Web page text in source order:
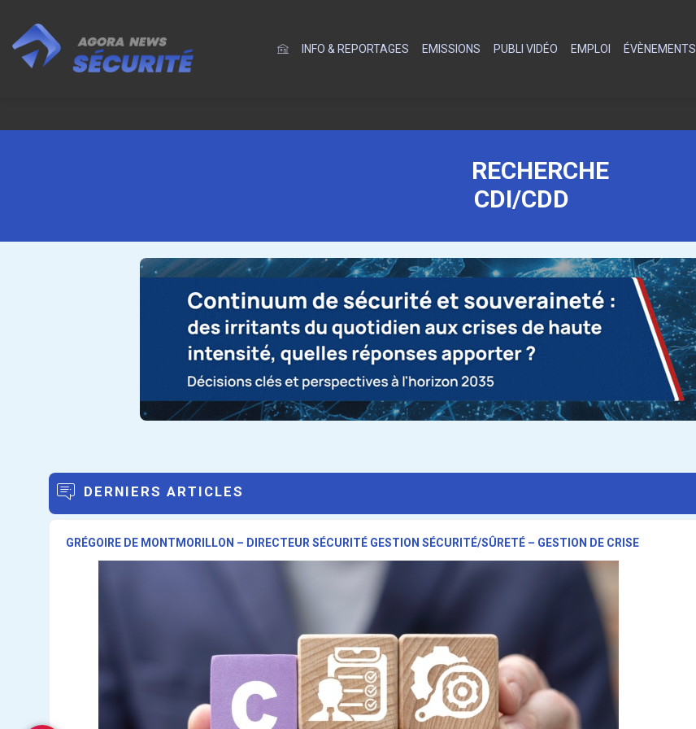
INFO & REPORTAGES EMISSIONS PUBLI VIDÉO EMPLOI ÉVÈNEMENTS
RECHERCHE
CDI/CDD
DERNIERS ARTICLES
GRÉGOIRE DE MONTMORILLON – DIRECTEUR SÉCURITÉ GESTION SÉCURITÉ/SÛRETÉ – GESTION DE CRISE